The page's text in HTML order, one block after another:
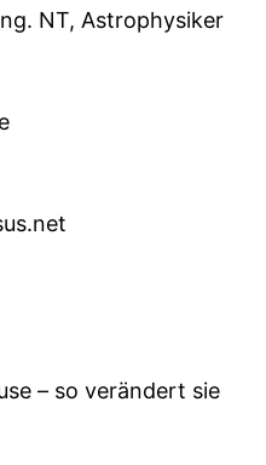
NT, Astrophysiker
– so verändert sie